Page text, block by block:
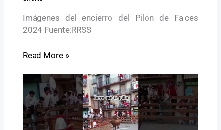
Imágenes del encierro del Pilón de Falces
2024 Fuente:RRSS
Read More »